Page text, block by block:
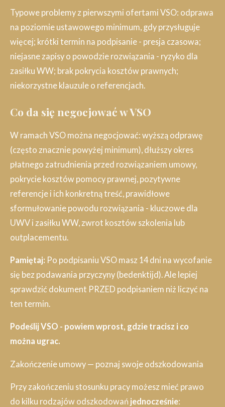
Typowe problemy z pierwszymi ofertami VSO: odprawa
na poziomie ustawowego minimum, gdy przysługuje
więcej; krótki termin na podpisanie - presja czasowa;
niejasne zapisy o powodzie rozwiązania - ryzyko dla
zasiłku WW; brak pokrycia kosztów prawnych;
niekorzystne klauzule o referencjach.
Co da się negocjować w VSO
W ramach VSO można negocjować: wyższą odprawę
(często znacznie powyżej minimum), dłuższy okres
płatnego zatrudnienia przed rozwiązaniem umowy,
pokrycie kosztów pomocy prawnej, pozytywne
referencje i ich konkretną treść, prawidłowe
sformułowanie powodu rozwiązania - kluczowe dla
UWV i zasiłku WW, zwrot kosztów szkolenia lub
outplacementu.
Pamiętaj: Po podpisaniu VSO masz 14 dni na wycofanie
się bez podawania przyczyny (bedenktijd). Ale lepiej
sprawdzić dokument PRZED podpisaniem niż liczyć na
ten termin.
Podeślij VSO - powiem wprost, gdzie tracisz i co
można ugrac.
Zakończenie umowy — poznaj swoje odszkodowania
Przy zakończeniu stosunku pracy możesz mieć prawo
do kilku rodzajów odszkodowań jednocześnie: